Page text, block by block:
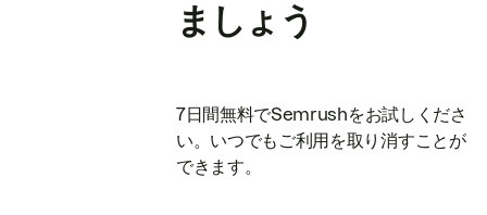
ましょう
7日間無料でSemrushをお試しくださ
い。いつでもご利用を取り消すことが
できます。